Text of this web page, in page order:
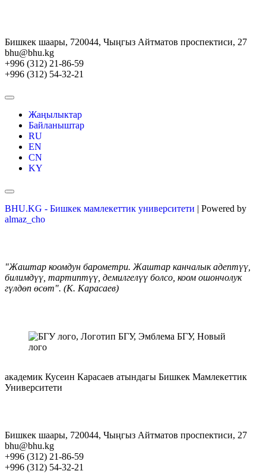
Бишкек шаары, 720044, Чыңгыз Айтматов проспектиси, 27
bhu@bhu.kg
+996 (312) 21-86-59
+996 (312) 54-32-21
Жаңылыктар
Байланыштар
RU
EN
CN
KY
BHU.KG - Бишкек мамлекеттик университети | Powered by
almaz_cho
"Жаштар коомдун барометри. Жаштар канчалык адептүү,
билимдүү, тартиптүү, демилгелүү болсо, коом ошончолук
гүлдөп өсөт". (К. Карасаев)
академик Кусеин Карасаев атындагы Бишкек Мамлекеттик
Университети
Бишкек шаары, 720044, Чыңгыз Айтматов проспектиси, 27
bhu@bhu.kg
+996 (312) 21-86-59
+996 (312) 54-32-21